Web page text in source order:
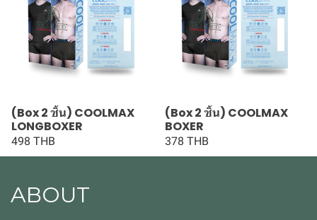
(Box 2 ชิ้น) COOLMAX
LONGBOXER
498 THB
(Box 2 ชิ้น) COOLMAX
BOXER
378 THB
ABOUT